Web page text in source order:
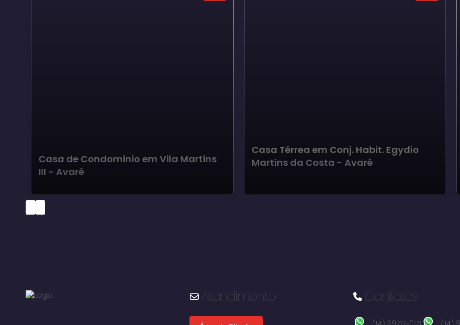
Casa de Condominio em Vila Martins
III - Avaré
Casa Térrea em Conj. Habit. Egydio
Martins da Costa - Avaré
Atendimento Contatos